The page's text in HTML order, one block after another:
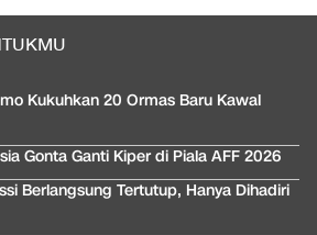
Kukuhkan 20 Ormas Baru Kawal
Gonta Ganti Kiper di Piala AFF 2026
Berlangsung Tertutup, Hanya Dihadiri